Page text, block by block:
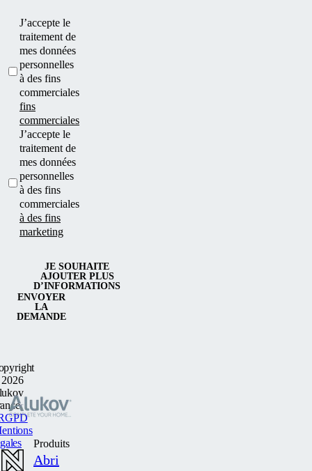
J’accepte le
traitement de
mes données
personnelles
à des fins
commerciales
fins
commerciales
J’accepte le
traitement de
mes données
personnelles
à des fins
commerciales
à des fins
marketing
ENVOYER
LA
DEMANDE
JE SOUHAITE
AJOUTER PLUS
D’INFORMATIONS
Produits
Abri